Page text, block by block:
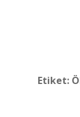
Etiket: